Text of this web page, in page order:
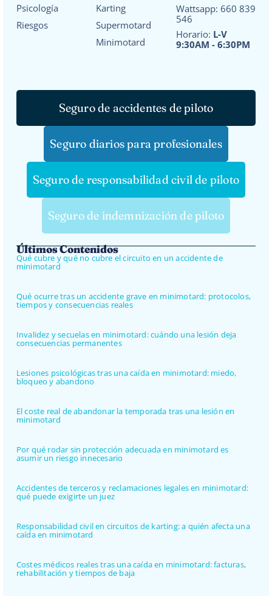
Psicología
Riesgos
Karting
Supermotard
Minimotard
Wattsapp: 660 839
546
Horario: L-V
9:30AM - 6:30PM
Seguro de accidentes de piloto
Seguro diarios para profesionales
Seguro de responsabilidad civil de piloto
Seguro de indemnización de piloto
Últimos Contenidos
Qué cubre y qué no cubre el circuito en un accidente de
minimotard
Qué ocurre tras un accidente grave en minimotard: protocolos,
tiempos y consecuencias reales
Invalidez y secuelas en minimotard: cuándo una lesión deja
consecuencias permanentes
Lesiones psicológicas tras una caída en minimotard: miedo,
bloqueo y abandono
El coste real de abandonar la temporada tras una lesión en
minimotard
Por qué rodar sin protección adecuada en minimotard es
asumir un riesgo innecesario
Accidentes de terceros y reclamaciones legales en minimotard:
qué puede exigirte un juez
Responsabilidad civil en circuitos de karting: a quién afecta una
caída en minimotard
Costes médicos reales tras una caída en minimotard: facturas,
rehabilitación y tiempos de baja